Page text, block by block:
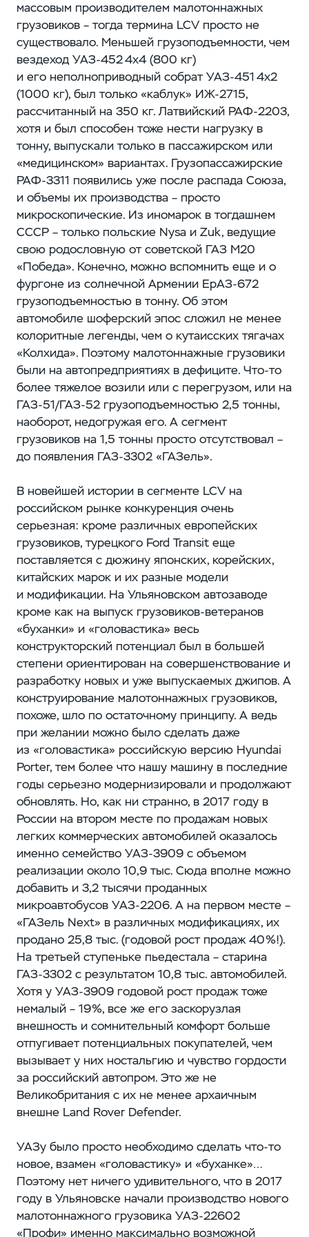
массовым производителем малотоннажных
грузовиков – ​тогда термина LCV просто не
существовало. Меньшей грузоподъемности, чем
вездеход УАЗ‑452 4х4 (800 кг)
и его неполноприводный собрат УАЗ‑451 4х2
(1000 кг), был только «каблук» ИЖ‑2715,
рассчитанный на 350 кг. Латвийский РАФ‑2203,
хотя и был способен тоже нести нагрузку в
тонну, выпускали только в пассажирском или
«медицинском» вариантах. Грузопассажирские
РАФ‑3311 появились уже после распада Союза,
и объемы их производства – ​просто
микроскопические. Из иномарок в тогдашнем
СССР – ​только польские Nysa и Zuk, ведущие
свою родословную от советской ГАЗ М20
«Победа». Конечно, можно вспомнить еще и о
фургоне из солнечной Армении ​ЕрАЗ‑672
грузоподъемностью в тонну. Об этом
автомобиле шоферский эпос сложил не менее
колоритные легенды, чем о кутаисских тягачах
«Колхида». Поэтому малотоннажные грузовики
были на автопредприятиях в дефиците. Что-то
более тяжелое возили или с перегрузом, или на
ГАЗ‑51/ГАЗ‑52 грузоподъемностью 2,5 тонны, ​
наоборот, недогружая его. А сегмент
грузовиков на 1,5 тонны просто отсутствовал – ​
до появления ГАЗ‑3302 «ГАЗель».
В новейшей истории в сегменте LCV на
российском рынке конкуренция очень
серьезная: ​кроме различных европейских
грузовиков, турецкого Ford Transit еще
поставляется с дюжину японских, корейских,
китайских марок и их разные модели
и модификации. На Ульяновском автозаводе
кроме как на выпуск грузовиков-ветеранов
«буханки» и «головастика» весь
конструкторский потенциал был в большей
степени ориентирован на совершенствование и
разработку новых и уже выпускаемых джипов. А
конструирование малотоннажных грузовиков,
похоже, шло по остаточному принципу. А ведь
при желании можно было сделать даже
из «головастика» российскую версию Hyundai
Porter, тем более что нашу машину в последние
годы серьезно модернизировали и продолжают
обновлять. Но, как ни странно, в 2017 году в
России на втором месте по продажам новых
легких коммерческих автомобилей оказалось
именно семейство УАЗ‑3909 с объемом
реализации около 10,9 тыс. Сюда вполне можно
добавить и 3,2 тысячи проданных
микроавтобусов УАЗ‑2206. А на первом месте –
​«ГАЗель Next» в различных модификациях, их
продано 25,8 тыс. (годовой рост продаж 40 %!).
На третьей ступеньке пьедестала – ​старина
ГАЗ‑3302 с результатом 10,8 тыс. автомобилей.
Хотя у УАЗ‑3909 годовой рост продаж тоже
немалый – ​19 %, все же его заскорузлая
внешность и сомнительный комфорт больше
отпугивает потенциальных покупателей, чем
вызывает у них ностальгию и чувство гордости
за российский автопром. Это же не
Великобритания с их не менее архаичным
внешне Land Rover Defender.
УАЗу было просто необходимо сделать что-то
новое, взамен «головастику» и «буханке»…
Поэтому нет ничего удивительного, что в 2017
году в Ульяновске начали производство нового
малотоннажного грузовика УАЗ‑22602
«Профи» именно максимально возможной